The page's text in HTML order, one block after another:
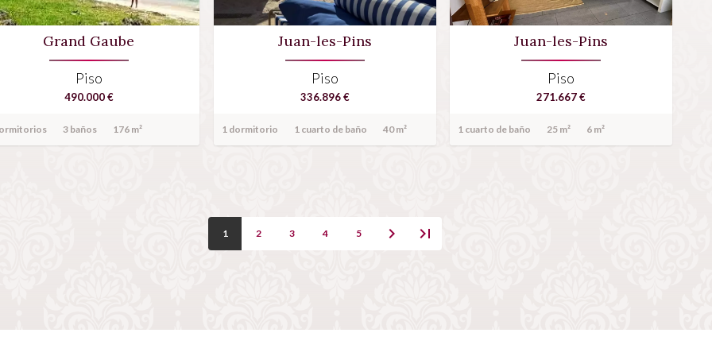
Grand Gaube
Piso
490.000 €
3 baños 176 m²
Juan-les-Pins
Piso
336.896 €
1 dormitorio 1 cuarto de baño 40 m²
Juan-les-Pins
Piso
271.667 €
1 cuarto de baño 25 m² 6 m²
1 2 3 4 5